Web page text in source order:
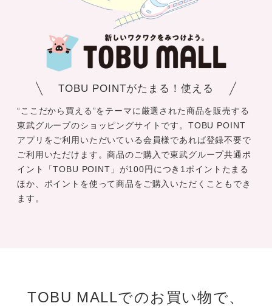
TOBU POINTがたまる！使える
“ここだから買える”をテーマに厳選された商品を販売する
東武グループのショッピングサイトです。TOBU POINT
アプリをご利用いただいている会員様であれば登録不要で
ご利用いただけます。商品のご購入で東武グループ共通ポ
イント「TOBU POINT」が100円につき1ポイントたまる
ほか、ポイントを使って商品をご購入いただくこともでき
ます。
TOBU MALLでのお買い物で、